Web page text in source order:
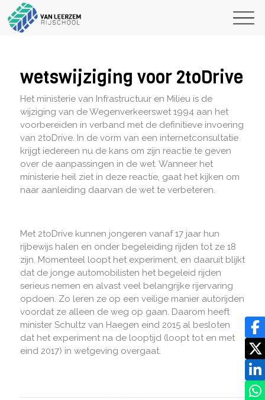
wetswijziging voor 2toDrive
Het ministerie van Infrastructuur en Milieu is de
wijziging van de Wegenverkeerswet 1994 aan het
voorbereiden in verband met de definitieve invoering
van 2toDrive. In de vorm van een internetconsultatie
krijgt iedereen nu de kans om zijn reactie te geven
over de aanpassingen in de wet. Wanneer het
ministerie heil ziet in deze reactie, gaat het kijken om
naar aanleiding daarvan de wet te verbeteren.
Met 2toDrive kunnen jongeren vanaf 17 jaar hun
rijbewijs halen en onder begeleiding rijden tot ze 18
zijn. Momenteel loopt het experiment, en daaruit blijkt
dat de jonge automobilisten het begeleid rijden
serieus nemen en alvast veel belangrijke rijervaring
opdoen. Zo leren ze op een veilige manier autorijden
voordat ze alleen de weg op gaan. Daarom heeft
minister Schultz van Haegen eind 2015 al besloten
dat het experiment na de looptijd (loopt tot en met
eind 2017) in wetgeving overgaat.